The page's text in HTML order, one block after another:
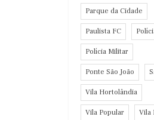
Parque da Cidade
Paulista FC
Polícia Militar
Ponte São João
Vila Hortolândia
Vila Popular Vila